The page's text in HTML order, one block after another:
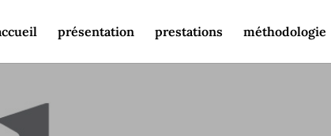
présentation prestations méthodologie